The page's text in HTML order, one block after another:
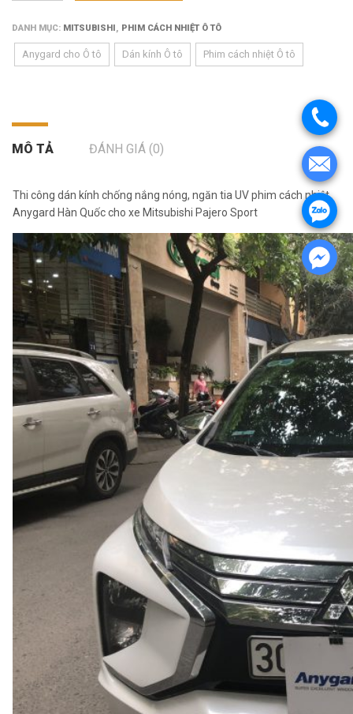
DANH MỤC: MITSUBISHI, PHIM CÁCH NHIỆT Ô TÔ
Anygard cho Ô tô Dán kính Ô tô Phim cách nhiệt Ô tô
MÔ TẢ ĐÁNH GIÁ (0)
Thi công dán kính chống nắng nóng, ngăn tia UV phim cách nhiệt
Anygard Hàn Quốc cho xe Mitsubishi Pajero Sport